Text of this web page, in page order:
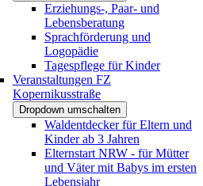
Erziehungs-, Paar- und
Lebensberatung
Sprachförderung und
Logopädie
Tagespflege für Kinder
Veranstaltungen FZ
Kopernikusstraße
Dropdown umschalten
Waldentdecker für Eltern und
Kinder ab 3 Jahren
Elternstart NRW - für Mütter
und Väter mit Babys im ersten
Lebensjahr